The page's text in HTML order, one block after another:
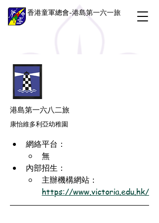
香港童軍總會-港島第一六一旅
港島第一六八二旅
康怡維多利亞幼稚園
網絡平台：
無
內部招生：
主辦機構網站：
https://www.victoria.edu.hk/